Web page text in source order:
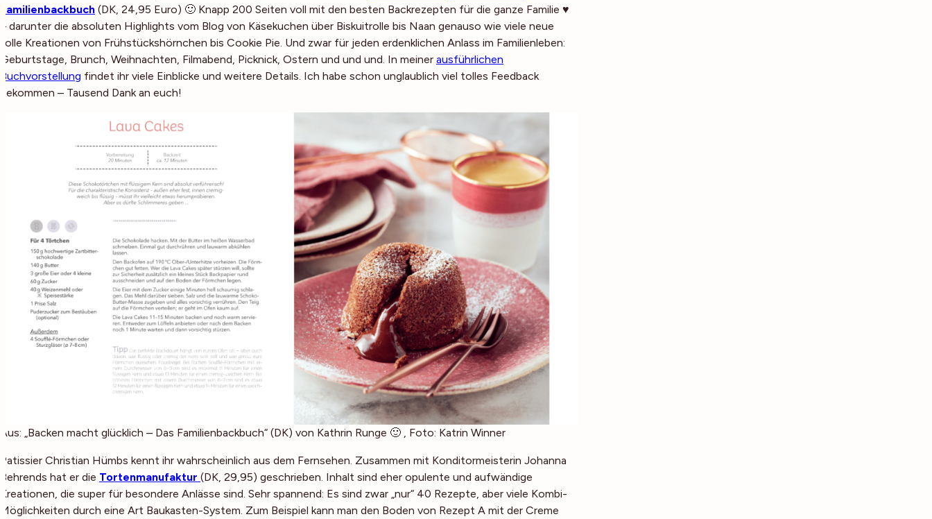
Familienbackbuch (DK, 24,95 Euro) 🙂 Knapp 200 Seiten voll mit den besten Backrezepten für die ganze Familie ♥
– darunter die absoluten Highlights vom Blog von Käsekuchen über Biskuitrolle bis Naan genauso wie viele neue
tolle Kreationen von Frühstückshörnchen bis Cookie Pie. Und zwar für jeden erdenklichen Anlass im Familienleben:
Geburtstage, Brunch, Weihnachten, Filmabend, Picknick, Ostern und und und. In meiner ausführlichen
Buchvorstellung findet ihr viele Einblicke und weitere Details. Ich habe schon unglaublich viel tolles Feedback
bekommen – Tausend Dank an euch!
Aus: „Backen macht glücklich – Das Familienbackbuch“ (DK) von Kathrin Runge 🙂 , Foto: Katrin Winner
Patissier Christian Hümbs kennt ihr wahrscheinlich aus dem Fernsehen. Zusammen mit Konditormeisterin Johanna
Behrends hat er die Tortenmanufaktur (DK, 29,95) geschrieben. Inhalt sind eher opulente und aufwändige
Kreationen, die super für besondere Anlässe sind. Sehr spannend: Es sind zwar „nur“ 40 Rezepte, aber viele Kombi-
Möglichkeiten durch eine Art Baukasten-System. Zum Beispiel kann man den Boden von Rezept A mit der Creme